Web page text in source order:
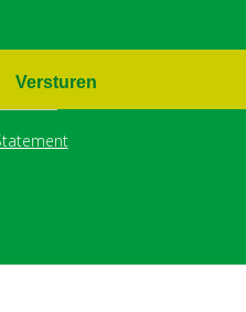
Versturen